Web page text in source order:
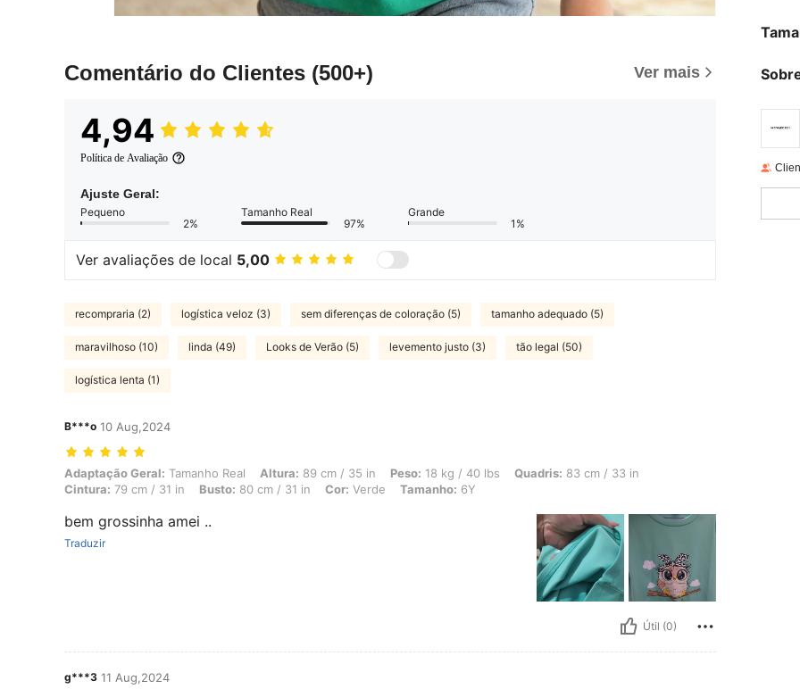
Comentário do Clientes (500+) Ver mais
4,94
Política de Avaliação
Ajuste Geral:
Pequeno
2%
Tamanho Real
97%
Grande
1%
Ver avaliações de local 5,00
recompraria (2) logística veloz (3) sem diferenças de coloração (5) tamanho adequado (5)
maravilhoso (10) linda (49) Looks de Verão (5) levemento justo (3) tão legal (50)
logística lenta (1)
B***o 10 Aug,2024
Adaptação Geral: Tamanho Real, Altura: 89 cm / 35 in, Peso: 18 kg / 40 lbs, Quadris: 83 cm / 33 in, Cintura: 79 cm / 31 in, Busto: 80 cm / 31 in, Cor:
Adaptação Geral: Tamanho Real Altura: 89 cm / 35 in Peso: 18 kg / 40 lbs Quadris: 83 cm / 33 in
Cintura: 79 cm / 31 in Busto: 80 cm / 31 in Cor: Verde Tamanho: 6Y
bem grossinha amei ..
Traduzir
Útil (0)
g***3 11 Aug,2024